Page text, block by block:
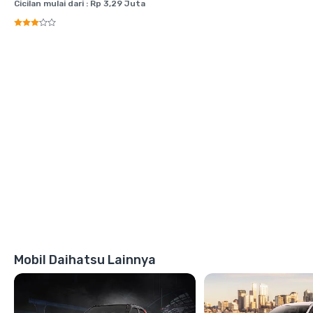
Cicilan mulai dari : Rp 3,29 Juta
Mobil Daihatsu Lainnya